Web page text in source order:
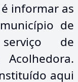
informar as
de
de
aqui